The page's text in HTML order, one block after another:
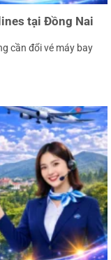
tại Đồng Nai
cần đổi vé máy bay